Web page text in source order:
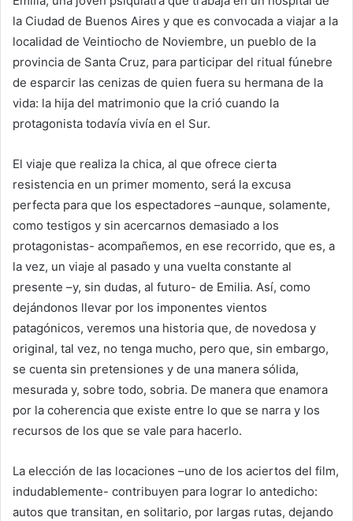
la Ciudad de Buenos Aires y que es convocada a viajar a la
localidad de Veintiocho de Noviembre, un pueblo de la
provincia de Santa Cruz, para participar del ritual fúnebre
de esparcir las cenizas de quien fuera su hermana de la
vida: la hija del matrimonio que la crió cuando la
protagonista todavía vivía en el Sur.
El viaje que realiza la chica, al que ofrece cierta
resistencia en un primer momento, será la excusa
perfecta para que los espectadores –aunque, solamente,
como testigos y sin acercarnos demasiado a los
protagonistas- acompañemos, en ese recorrido, que es, a
la vez, un viaje al pasado y una vuelta constante al
presente –y, sin dudas, al futuro- de Emilia. Así, como
dejándonos llevar por los imponentes vientos
patagónicos, veremos una historia que, de novedosa y
original, tal vez, no tenga mucho, pero que, sin embargo,
se cuenta sin pretensiones y de una manera sólida,
mesurada y, sobre todo, sobria. De manera que enamora
por la coherencia que existe entre lo que se narra y los
recursos de los que se vale para hacerlo.
La elección de las locaciones –uno de los aciertos del film,
indudablemente- contribuyen para lograr lo antedicho:
autos que transitan, en solitario, por largas rutas, dejando